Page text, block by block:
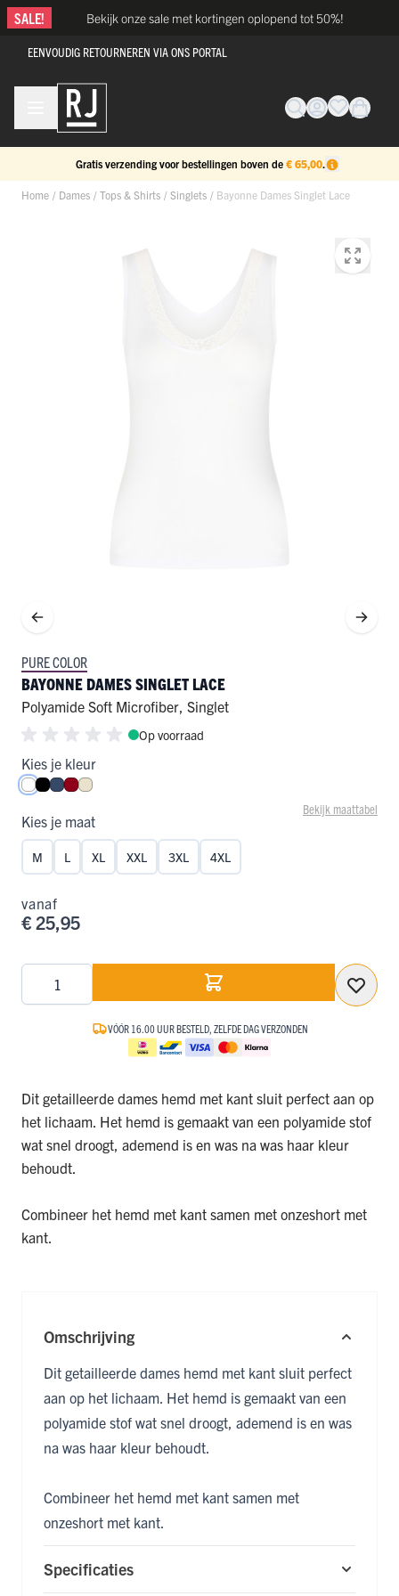
Ga naar de inhoud
SALE! Bekijk onze sale met kortingen oplopend tot 50%!
EENVOUDIG RETOURNEREN VIA ONS PORTAL
Gratis verzending voor bestellingen boven de € 65,00.
Home / Dames / Tops & Shirts / Singlets / Bayonne Dames Singlet Lace
PURE COLOR
BAYONNE DAMES SINGLET LACE
Polyamide Soft Microfiber, Singlet
Op voorraad
Kies je kleur
WitZwart
Donkerblauw
Donkerrood
Ivoor
Bekijk maattabel
Kies je maat
M L XL XXL 3XL 4XL
vanaf
€ 25,95
VÓÓR 16.00 UUR BESTELD, ZELFDE DAG VERZONDEN
Dit getailleerde dames hemd met kant sluit perfect aan op
het lichaam. Het hemd is gemaakt van een polyamide stof
wat snel droogt, ademend is en was na was haar kleur
behoudt.
Combineer het hemd met kant samen met onzeshort met
kant.
Omschrijving
Dit getailleerde dames hemd met kant sluit perfect
aan op het lichaam. Het hemd is gemaakt van een
polyamide stof wat snel droogt, ademend is en was
na was haar kleur behoudt.
Combineer het hemd met kant samen met
onzeshort met kant.
Specificaties